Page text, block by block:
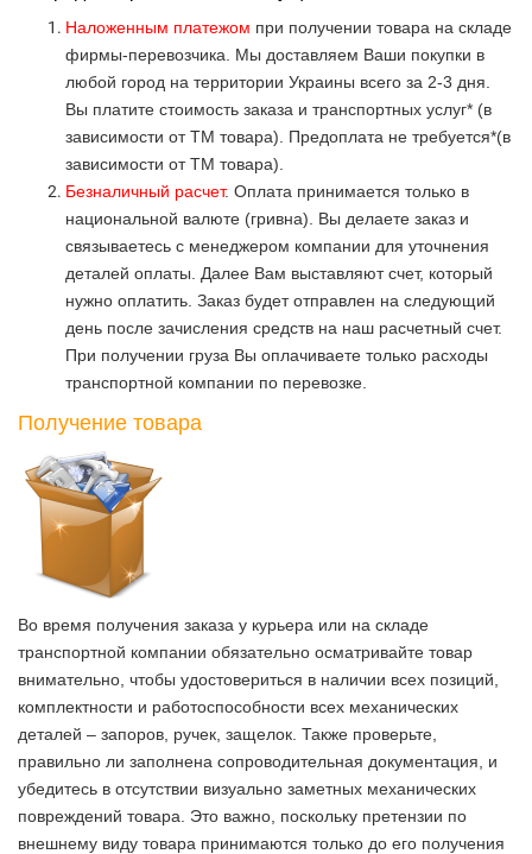
Наложенным платежом при получении товара на складе
фирмы-перевозчика. Мы доставляем Ваши покупки в
любой город на территории Украины всего за 2-3 дня.
Вы платите стоимость заказа и транспортных услуг* (в
зависимости от ТМ товара). Предоплата не требуется*(в
зависимости от ТМ товара).
Безналичный расчет. Оплата принимается только в
национальной валюте (гривна). Вы делаете заказ и
связываетесь с менеджером компании для уточнения
деталей оплаты. Далее Вам выставляют счет, который
нужно оплатить. Заказ будет отправлен на следующий
день после зачисления средств на наш расчетный счет.
При получении груза Вы оплачиваете только расходы
транспортной компании по перевозке.
Получение товара
Во время получения заказа у курьера или на складе
транспортной компании обязательно осматривайте товар
внимательно, чтобы удостовериться в наличии всех позиций,
комплектности и работоспособности всех механических
деталей – запоров, ручек, защелок. Также проверьте,
правильно ли заполнена сопроводительная документация, и
убедитесь в отсутствии визуально заметных механических
повреждений товара. Это важно, поскольку претензии по
внешнему виду товара принимаются только до его получения